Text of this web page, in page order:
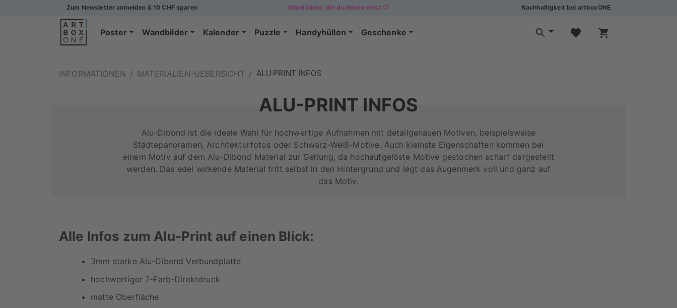
Zum Newsletter anmelden & 10 CHF sparen Wandbilder, die du lieben wirst 🤍 Nachhaltigkeit bei artboxONE
Poster Wandbilder Kalender Puzzle Handyhüllen Geschenke
INFORMATIONEN / MATERIALIEN-UEBERSICHT / ALU-PRINT INFOS
ALU-PRINT INFOS
Alu-Dibond ist die ideale Wahl für hochwertige Aufnahmen mit detailgenauen Motiven, beispielsweise
Städtepanoramen, Architekturfotos oder Schwarz-Weiß-Motive. Auch kleinste Eigenschaften kommen bei
einem Motiv auf dem Alu-Dibond Material zur Geltung, da hochaufgelöste Motive gestochen scharf dargestellt
werden. Das edel wirkende Material tritt selbst in den Hintergrund und legt das Augenmerk voll und ganz auf
das Motiv.
Alle Infos zum Alu-Print auf einen Blick:
3mm starke Alu-Dibond Verbundplatte
hochwertiger 7-Farb-Direktdruck
matte Oberfläche